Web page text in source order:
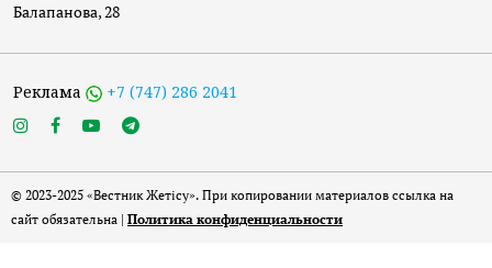
Балапанова, 28
Реклама +7 (747) 286 2041
© 2023-2025 «Вестник Жетісу». При копировании материалов ссылка на
сайт обязательна | Политика конфиденциальности